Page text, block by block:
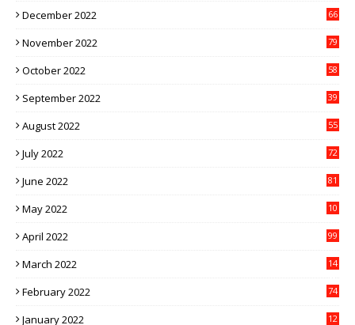
December 2022 66
November 2022 79
October 2022 58
September 2022 39
August 2022 55
July 2022 72
June 2022 81
May 2022
10
April 2022 99
March 2022
14
February 2022 74
January 2022
12